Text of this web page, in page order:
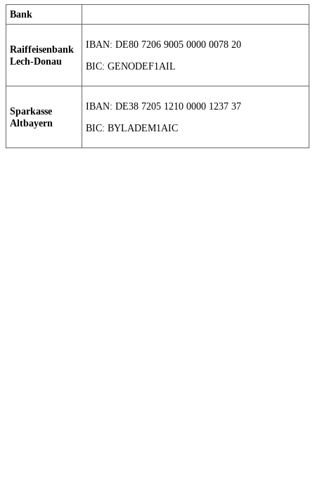
Bank
Raiffeisenbank
Lech-Donau
IBAN: DE80 7206 9005 0000 0078 20
BIC: GENODEF1AIL
Sparkasse
Altbayern
IBAN: DE38 7205 1210 0000 1237 37
BIC: BYLADEM1AIC